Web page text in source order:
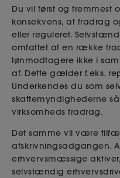
Du vil først og fremmest
konsekvens, at fradrag
eller reguleret.
omfattet af en række
lønmodtagere ikke i
af. Dette gælder f.eks.
Underkendes du som
skattemyndighederne
virksomheds fradrag.
Det samme vil være
afskrivningsadgangen.
erhvervsmæssige
selvstændig